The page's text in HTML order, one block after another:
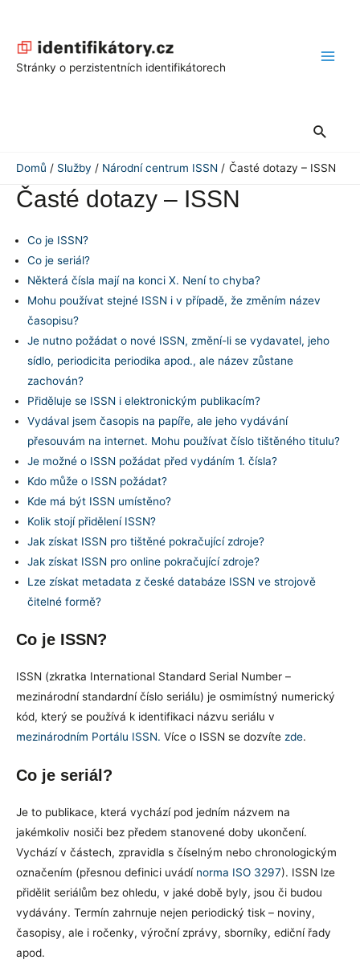
obsah
Stránky o perzistentních identifikátorech
Hledat
Domů Služby Národní centrum ISSN Časté dotazy – ISSN
Časté dotazy – ISSN
Co je ISSN?
Co je seriál?
Některá čísla mají na konci X. Není to chyba?
Mohu používat stejné ISSN i v případě, že změním název
časopisu?
Je nutno požádat o nové ISSN, změní-li se vydavatel, jeho
sídlo, periodicita periodika apod., ale název zůstane
zachován?
Přiděluje se ISSN i elektronickým publikacím?
Vydával jsem časopis na papíře, ale jeho vydávání
přesouvám na internet. Mohu používat číslo tištěného titulu?
Je možné o ISSN požádat před vydáním 1. čísla?
Kdo může o ISSN požádat?
Kde má být ISSN umístěno?
Kolik stojí přidělení ISSN?
Jak získat ISSN pro tištěné pokračující zdroje?
Jak získat ISSN pro online pokračující zdroje?
Lze získat metadata z české databáze ISSN ve strojově
čitelné formě?
Co je ISSN?
ISSN (zkratka International Standard Serial Number –
mezinárodní standardní číslo seriálu) je osmimístný numerický
kód, který se používá k identifikaci názvu seriálu v
mezinárodním Portálu ISSN. Více o ISSN se dozvíte zde.
Co je seriál?
Je to publikace, která vychází pod jedním názvem na
jakémkoliv nosiči bez předem stanovené doby ukončení.
Vychází v částech, zpravidla s číselným nebo chronologickým
označením (přesnou definici uvádí norma ISO 3297). ISSN lze
přidělit seriálům bez ohledu, v jaké době byly, jsou či budou
vydávány. Termín zahrnuje nejen periodický tisk – noviny,
časopisy, ale i ročenky, výroční zprávy, sborníky, ediční řady
apod.